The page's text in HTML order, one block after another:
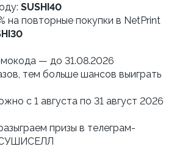
SUSHI40
на повторные покупки в NetPrint
— до 31.08.2026
тем больше шансов выиграть
с 1 августа по 31 август 2026
призы в телеграм-
СУШИСЕЛЛ